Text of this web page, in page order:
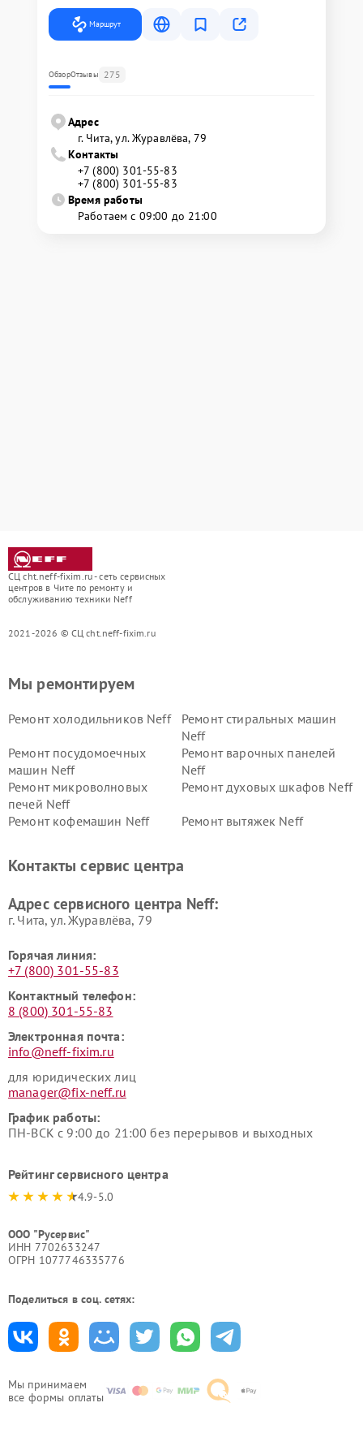
Маршрут
ОбзорОтзывы 275
Адрес
г. Чита, ул. Журавлёва, 79
Контакты
+7 (800) 301-55-83
+7 (800) 301-55-83
Время работы
Работаем с 09:00 до 21:00
СЦ cht.neff-fixim.ru - сеть сервисных
центров в Чите по ремонту и
обслуживанию техники Neff
2021-2026 © СЦ cht.neff-fixim.ru
Мы принимаем
все формы оплаты
Мы ремонтируем
Ремонт холодильников Neff
Ремонт стиральных машин
Neff
Ремонт посудомоечных
машин Neff
Ремонт варочных панелей
Neff
Ремонт микроволновых
печей Neff
Ремонт духовых шкафов Neff
Ремонт кофемашин Neff Ремонт вытяжек Neff
Контакты сервис центра
Адрес сервисного центра Neff:
г. Чита, ул. Журавлёва, 79
Горячая линия:
+7 (800) 301-55-83
Контактный телефон:
8 (800) 301-55-83
Электронная почта:
info@neff-fixim.ru
для юридических лиц
manager@fix-neff.ru
График работы:
ПН-ВСК с 9:00 до 21:00 без перерывов и выходных
Рейтинг сервисного центра
4.9-5.0
ООО "Русервис"
ИНН 7702633247
ОГРН 1077746335776
Поделиться в соц. сетях: